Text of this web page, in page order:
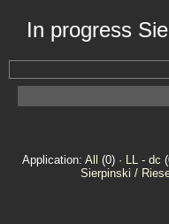
In progress
Application: All (0) · LL - dc
Sierpinski /